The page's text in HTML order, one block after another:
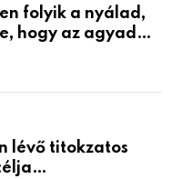
folyik a nyálad,
hogy az agyad…
lévő titokzatos